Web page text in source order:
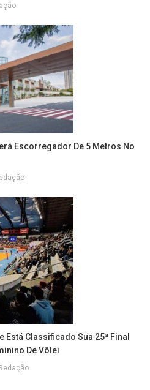
Escorregador De 5 Metros No
Classificado Sua 25ª Final
De Vôlei